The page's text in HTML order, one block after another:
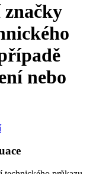
nebo